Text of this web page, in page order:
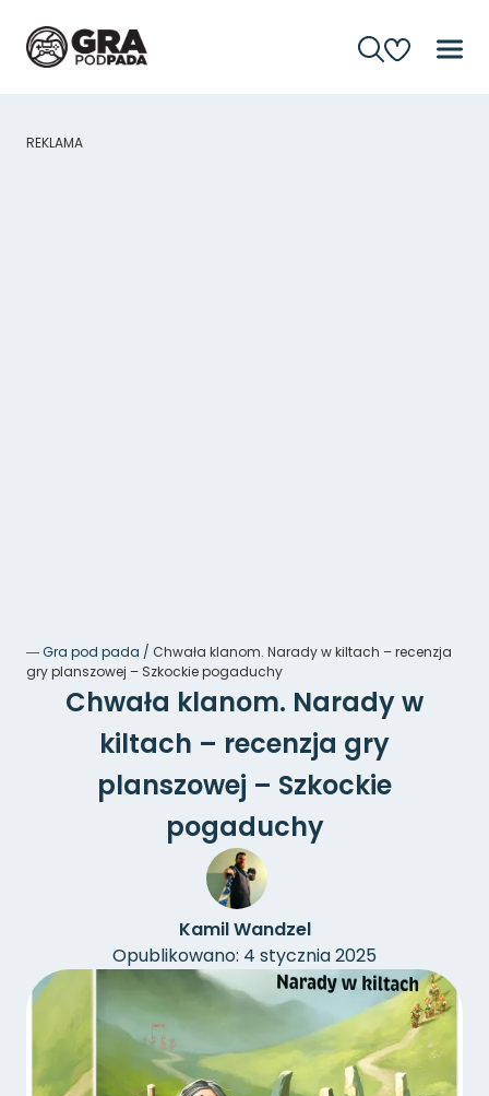
REKLAMA
―Gra pod pada / Chwała klanom. Narady w kiltach – recenzja
gry planszowej – Szkockie pogaduchy
Chwała klanom. Narady w
kiltach – recenzja gry
planszowej – Szkockie
pogaduchy
Kamil Wandzel
Opublikowano: 4 stycznia 2025